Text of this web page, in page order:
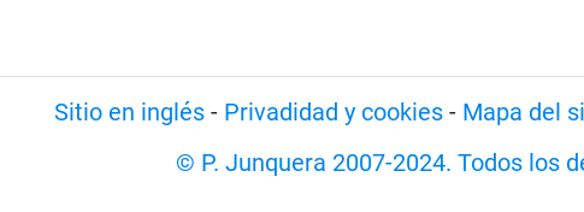
Sitio en inglés - Privadidad y cookies - Mapa del
© P. Junquera 2007-2024. Todos los